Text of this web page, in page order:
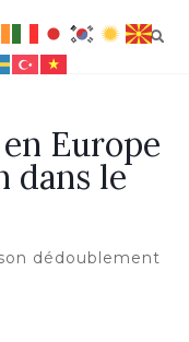
Europe
dans le
dédoublement